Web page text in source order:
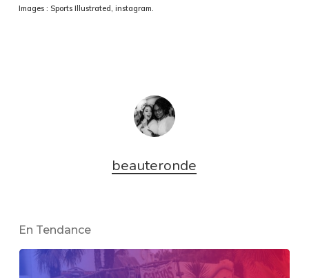
Images : Sports Illustrated, instagram.
beauteronde
En Tendance